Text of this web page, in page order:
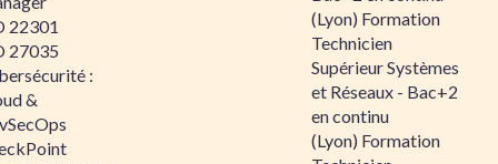
22301
27035
:
&
(Lyon) Formation
Technicien
Supérieur Systèmes
et Réseaux - Bac+2
en continu
(Lyon) Formation